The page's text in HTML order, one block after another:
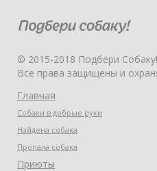
© 2015-2018 Подбери Собаку!
Все права защищены и
Главная
Собаки в добрые руки
Найдена собака
Пропала собака
Приюты